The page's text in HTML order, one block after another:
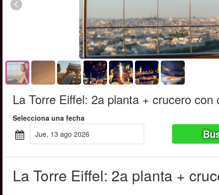
La Torre Eiffel: 2a planta + crucero con
Selecciona una fecha
jue, 13 ago 2026
La Torre Eiffel: 2a planta +